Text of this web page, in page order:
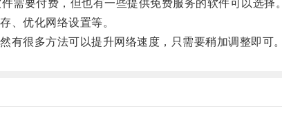
要付费，但也有一些提供免费服务的软件可以选择。
优化网络设置等。
很多方法可以提升网络速度，只需要稍加调整即可。